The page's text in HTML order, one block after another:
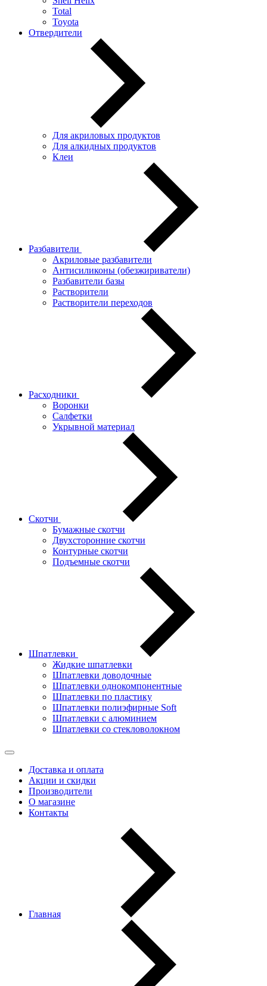
Total
Toyota
Отвердители
Для акриловых продуктов
Для алкидных продуктов
Клеи
Разбавители
Акриловые разбавители
Антисиликоны (обезжириватели)
Разбавители базы
Растворители
Растворители переходов
Расходники
Воронки
Салфетки
Укрывной материал
Скотчи
Бумажные скотчи
Двухсторонние скотчи
Контурные скотчи
Подъемные скотчи
Шпатлевки
Жидкие шпатлевки
Шпатлевки доводочные
Шпатлевки однокомпонентные
Шпатлевки по пластику
Шпатлевки полиэфирные Soft
Шпатлевки с алюминием
Шпатлевки со стекловолокном
Доставка и оплата
Акции и скидки
Производители
О магазине
Контакты
Главная